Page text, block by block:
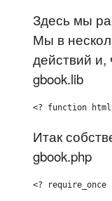
Здесь мы
Мы в
действий
gbook.lib
<? function
Итак
gbook.php
<?